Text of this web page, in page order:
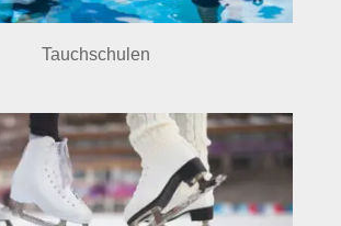
Tauchschulen